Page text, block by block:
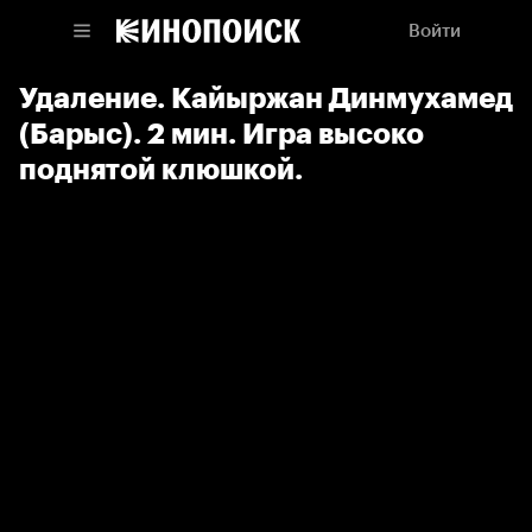
Войти
Удаление. Кайыржан Динмухамед
(Барыс). 2 мин. Игра высоко
поднятой клюшкой.